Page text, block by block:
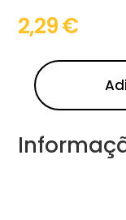
2,29€